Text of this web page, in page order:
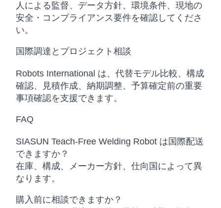
人による監督、データ方針、環境条件、現地の
安全・コンプライアンス要件を確認してくださ
い。
国際調達とプロジェクト相談
Robots International は、代替モデル比較、構成
確認、見積作成、納期調整、予算確定前の重要
事項確認を支援できます。
FAQ
SIASUN Teach-Free Welding Robot は国際配送
できますか？
在庫、構成、メーカー方針、仕向国によって異
なります。
購入前に相談できますか？